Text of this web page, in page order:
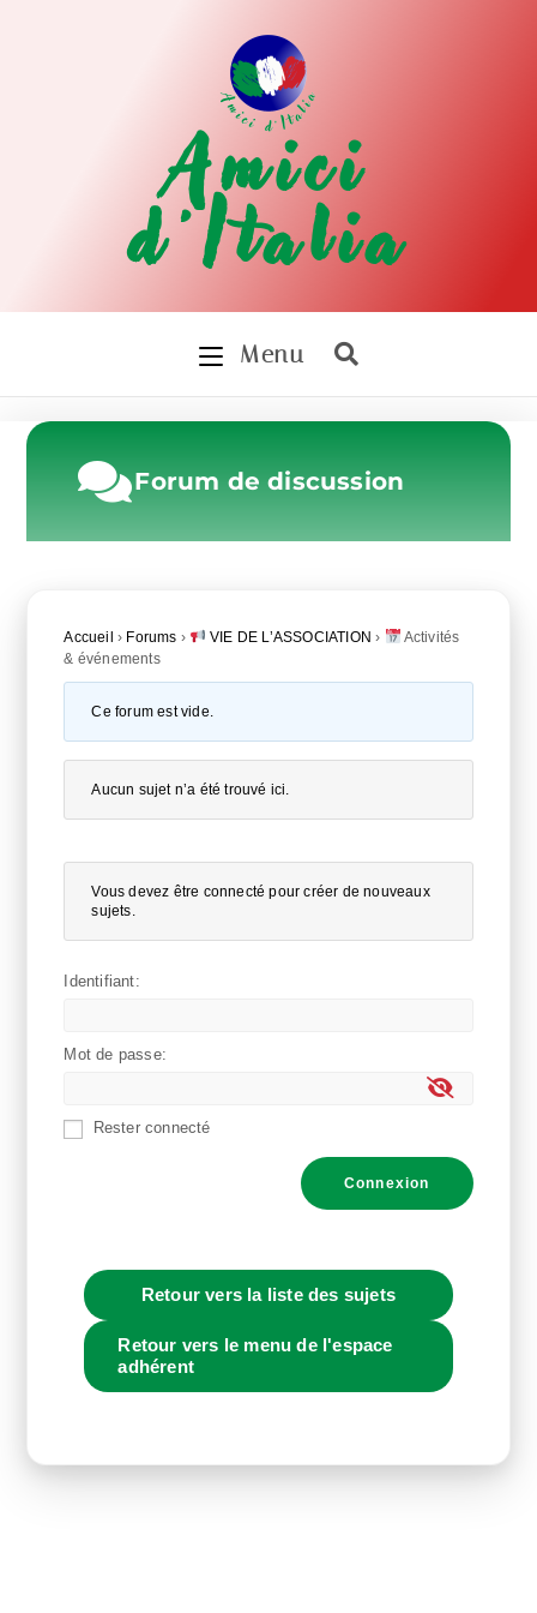
Amici
d'Italia
Menu
Forum de discussion
Accueil › Forums › VIE DE L’ASSOCIATION ›
Activités
& événements
Ce forum est vide.
Aucun sujet n’a été trouvé ici.
Vous devez être connecté pour créer de nouveaux
sujets.
Identifiant:
Mot de passe:
Rester connecté
Connexion
Retour vers la liste des sujets
Retour vers le menu de l'espace
adhérent